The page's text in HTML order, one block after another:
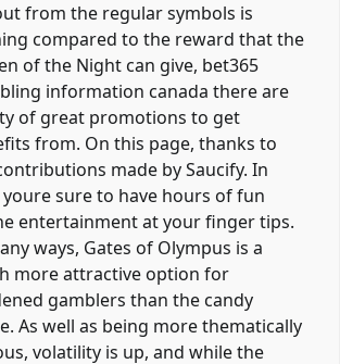
from the regular symbols is
compared to the reward that the
of the Night can give, bet365
information canada there are
of great promotions to get
from. On this page, thanks to
made by Saucify. In
sure to have hours of fun
entertainment at your finger tips.
ways, Gates of Olympus is a
more attractive option for
gamblers than the candy
As well as being more thematically
volatility is up, and while the